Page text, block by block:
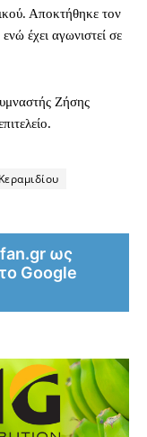
Αποκτήθηκε τον
έχει αγωνιστεί σε
Ζήσης
ως
Google